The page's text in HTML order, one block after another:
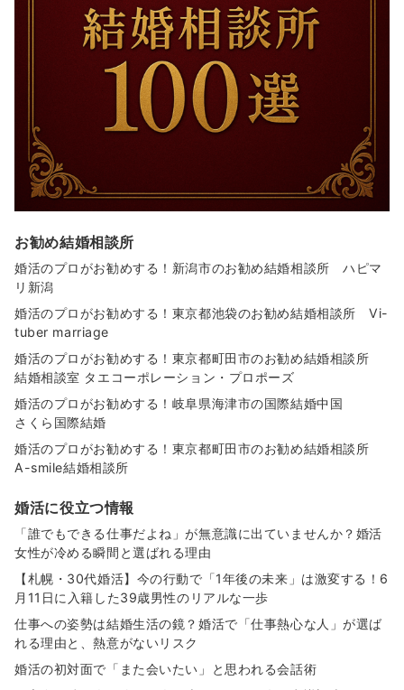
お勧め結婚相談所
婚活のプロがお勧めする！新潟市のお勧め結婚相談所 ハピマ
リ新潟
婚活のプロがお勧めする！東京都池袋のお勧め結婚相談所 Vi-
tuber marriage
婚活のプロがお勧めする！東京都町田市のお勧め結婚相談所
結婚相談室 タエコーポレーション・プロポーズ
婚活のプロがお勧めする！岐阜県海津市の国際結婚中国
さくら国際結婚
婚活のプロがお勧めする！東京都町田市のお勧め結婚相談所
A-smile結婚相談所
婚活に役立つ情報
「誰でもできる仕事だよね」が無意識に出ていませんか？婚活
女性が冷める瞬間と選ばれる理由
【札幌・30代婚活】今の行動で「1年後の未来」は激変する！6
月11日に入籍した39歳男性のリアルな一歩
仕事への姿勢は結婚生活の鏡？婚活で「仕事熱心な人」が選ば
れる理由と、熱意がないリスク
婚活の初対面で「また会いたい」と思われる会話術